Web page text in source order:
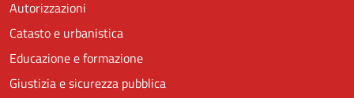
Autorizzazioni
Catasto e urbanistica
Educazione e formazione
Giustizia e sicurezza pubblica